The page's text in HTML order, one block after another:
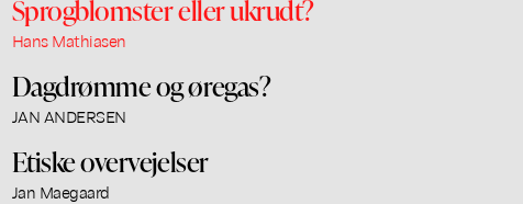
Sprogblomster eller ukrudt?
Hans Mathiasen
Dagdrømme og øregas?
JAN ANDERSEN
Etiske overvejelser
Jan Maegaard